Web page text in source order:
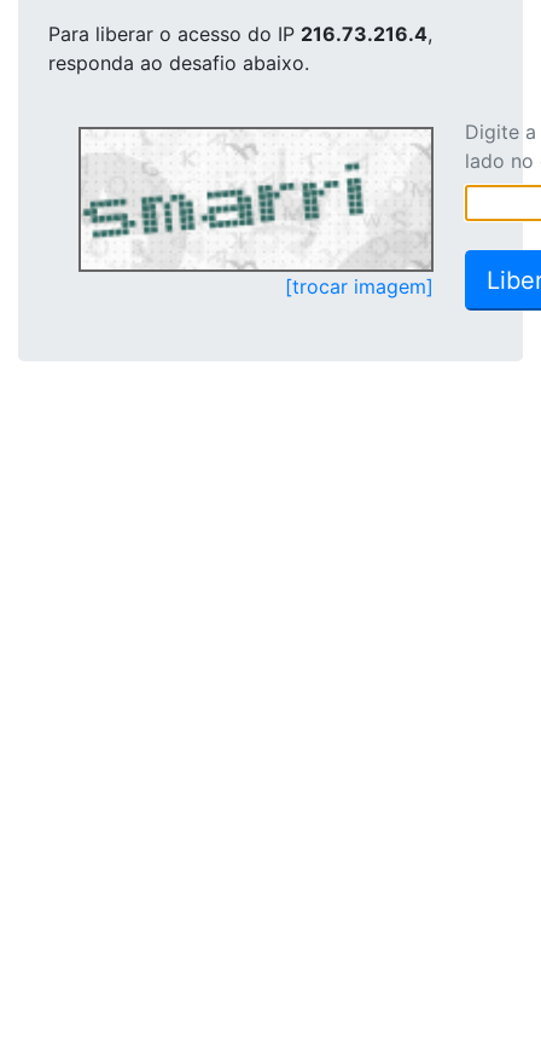
Para liberar o acesso do IP 216.73.216.4,
responda ao desafio abaixo.
[trocar imagem]
Digite
lado no